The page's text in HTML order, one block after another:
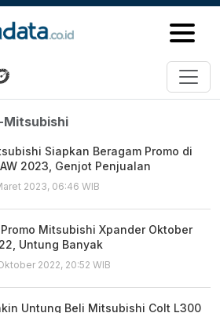
Mitsubishi
Siapkan Beragam Promo di
2023, Genjot Penjualan
2023, 06:46 WIB
Mitsubishi Xpander Oktober
Untung Banyak
2022, 20:52 WIB
Untung Beli Mitsubishi Colt L300